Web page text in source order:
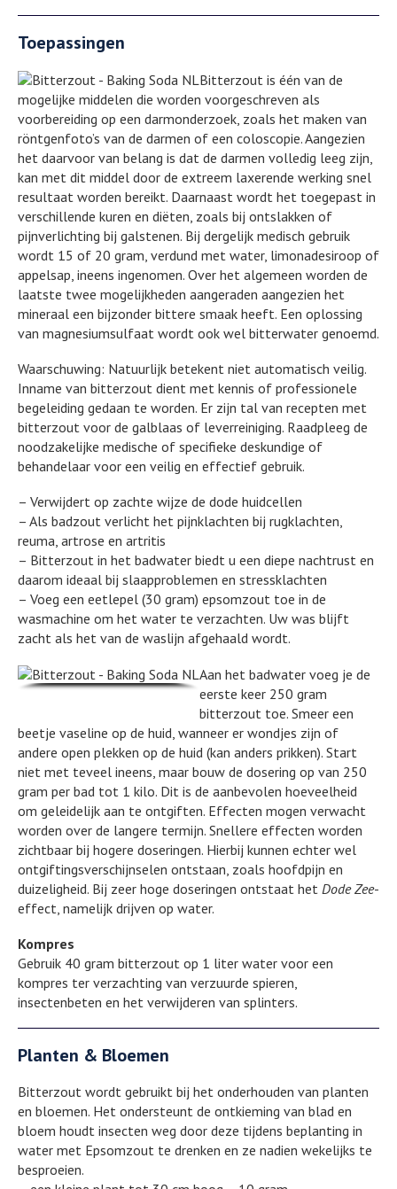
Toepassingen
Bitterzout is één van de
mogelijke middelen die worden voorgeschreven als
voorbereiding op een darmonderzoek, zoals het maken van
röntgenfoto’s van de darmen of een coloscopie. Aangezien
het daarvoor van belang is dat de darmen volledig leeg zijn,
kan met dit middel door de extreem laxerende werking snel
resultaat worden bereikt. Daarnaast wordt het toegepast in
verschillende kuren en diëten, zoals bij ontslakken of
pijnverlichting bij galstenen. Bij dergelijk medisch gebruik
wordt 15 of 20 gram, verdund met water, limonadesiroop of
appelsap, ineens ingenomen. Over het algemeen worden de
laatste twee mogelijkheden aangeraden aangezien het
mineraal een bijzonder bittere smaak heeft. Een oplossing
van magnesiumsulfaat wordt ook wel bitterwater genoemd.
Waarschuwing: Natuurlijk betekent niet automatisch veilig.
Inname van bitterzout dient met kennis of professionele
begeleiding gedaan te worden. Er zijn tal van recepten met
bitterzout voor de galblaas of leverreiniging. Raadpleeg de
noodzakelijke medische of specifieke deskundige of
behandelaar voor een veilig en effectief gebruik.
– Verwijdert op zachte wijze de dode huidcellen
– Als badzout verlicht het pijnklachten bij rugklachten,
reuma, artrose en artritis
– Bitterzout in het badwater biedt u een diepe nachtrust en
daarom ideaal bij slaapproblemen en stressklachten
– Voeg een eetlepel (30 gram) epsomzout toe in de
wasmachine om het water te verzachten. Uw was blijft
zacht als het van de waslijn afgehaald wordt.
Aan het badwater voeg je de
eerste keer 250 gram
bitterzout toe. Smeer een
beetje vaseline op de huid, wanneer er wondjes zijn of
andere open plekken op de huid (kan anders prikken). Start
niet met teveel ineens, maar bouw de dosering op van 250
gram per bad tot 1 kilo. Dit is de aanbevolen hoeveelheid
om geleidelijk aan te ontgiften. Effecten mogen verwacht
worden over de langere termijn. Snellere effecten worden
zichtbaar bij hogere doseringen. Hierbij kunnen echter wel
ontgiftingsverschijnselen ontstaan, zoals hoofdpijn en
duizeligheid. Bij zeer hoge doseringen ontstaat het Dode Zee-
effect, namelijk drijven op water.
Kompres
Gebruik 40 gram bitterzout op 1 liter water voor een
kompres ter verzachting van verzuurde spieren,
insectenbeten en het verwijderen van splinters.
Planten & Bloemen
Bitterzout wordt gebruikt bij het onderhouden van planten
en bloemen. Het ondersteunt de ontkieming van blad en
bloem houdt insecten weg door deze tijdens beplanting in
water met Epsomzout te drenken en ze nadien wekelijks te
besproeien.